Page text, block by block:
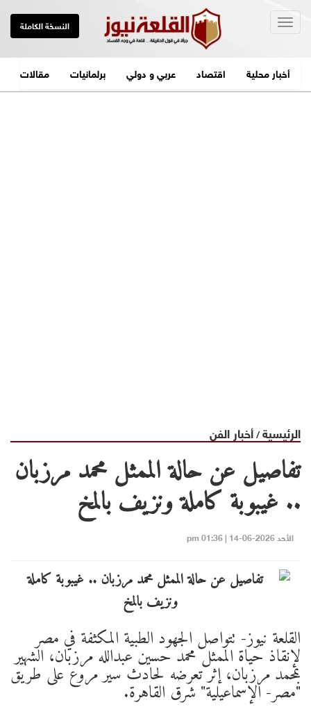
النسخة الكاملة
أخبار محلية اقتصاد عربي و دولي برلمانيات مقالات
الرئيسية/أخبار الفن
تفاصيل عن حالة الممثل محمد مرزبان
.. غيبوبة كاملة ونزيف بالمخ
الأحد 2026-06-14 | 01:36 pm
القلعة نيوز- تتواصل الجهود الطبية المكثفة في مصر
لإنقاذ حياة الممثل محمد حسين عبدالله مرزبان، الشهير
بمحمد مرزبان، إثر تعرضه لحادث سير مروع على طريق
"مصر- الإسماعيلية" شرق القاهرة.